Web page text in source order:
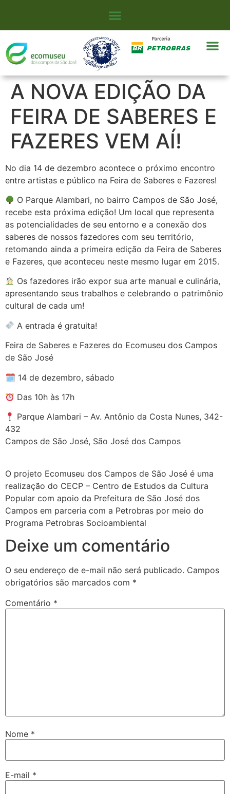
A NOVA EDIÇÃO DA
FEIRA DE SABERES E
FAZERES VEM AÍ!
No dia 14 de dezembro acontece o próximo encontro
entre artistas e público na Feira de Saberes e Fazeres!
O Parque Alambari, no bairro Campos de São José,
recebe esta próxima edição! Um local que representa
as potencialidades de seu entorno e a conexão dos
saberes de nossos fazedores com seu território,
retomando ainda a primeira edição da Feira de Saberes
e Fazeres, que aconteceu neste mesmo lugar em 2015.
Os fazedores irão expor sua arte manual e culinária,
apresentando seus trabalhos e celebrando o patrimônio
cultural de cada um!
A entrada é gratuita!
Feira de Saberes e Fazeres do Ecomuseu dos Campos
de São José
🗓 14 de dezembro, sábado
Das 10h às 17h
Parque Alambari – Av. Antônio da Costa Nunes, 342-
432
Campos de São José, São José dos Campos
O projeto Ecomuseu dos Campos de São José é uma
realização do CECP – Centro de Estudos da Cultura
Popular com apoio da Prefeitura de São José dos
Campos em parceria com a Petrobras por meio do
Programa Petrobras Socioambiental
Deixe um comentário
O seu endereço de e-mail não será publicado. Campos
obrigatórios são marcados com *
Comentário *
Nome *
E-mail *